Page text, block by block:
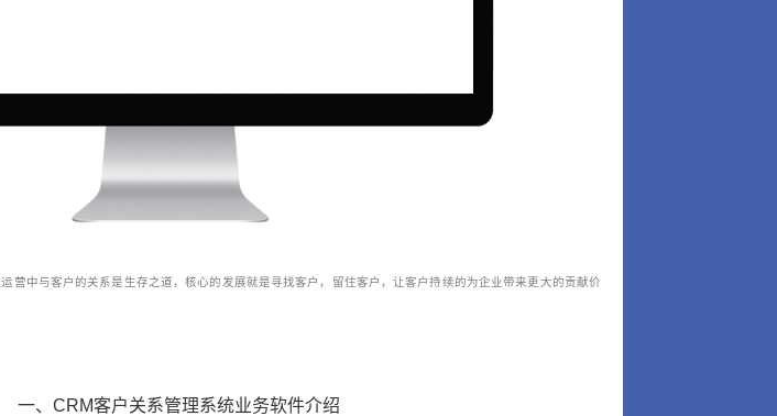
营中与客户的关系是生存之道，核心的发展就是寻找客户，留住客户，让客户持续的为企业带来更大的贡献价
一、CRM客户关系管理系统业务软件介绍